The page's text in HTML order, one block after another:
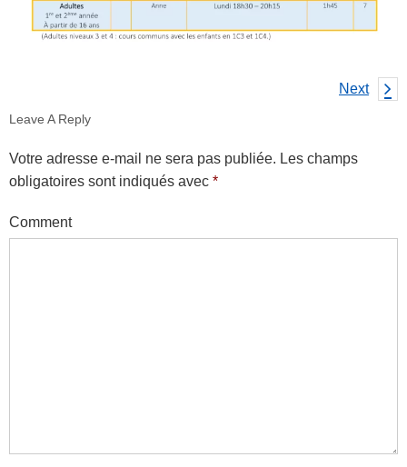
Next
Leave A Reply
Votre adresse e-mail ne sera pas publiée. Les champs
obligatoires sont indiqués avec *
Comment